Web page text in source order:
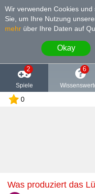
Wir verwenden Cookies
Sie, um Ihre Nutzung
mehr über Ihre Daten auf
Okay
2
Spiele
6
0
Was produziert das